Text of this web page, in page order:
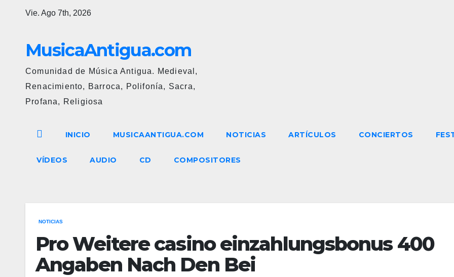
Vie. Ago 7th, 2026
MusicaAntigua.com
Comunidad de Música Antigua. Medieval,
Renacimiento, Barroca, Polifonía, Sacra,
Profana, Religiosa
INICIO MUSICAANTIGUA.COM NOTICIAS ARTÍCULOS CONCIERTOS
VÍDEOS AUDIO CD COMPOSITORES
NOTICIAS
Pro Weitere casino einzahlungsbonus 400
Angaben Nach Den Bei